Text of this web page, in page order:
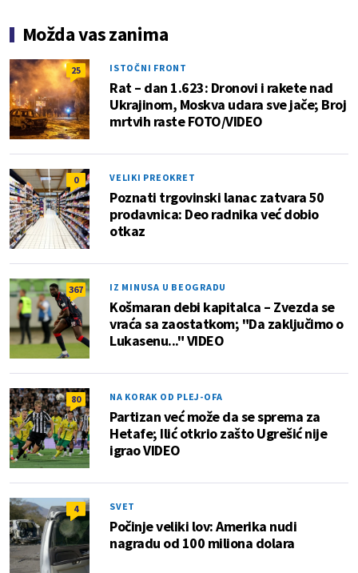
Možda vas zanima
25 ISTOČNI FRONT
Rat – dan 1.623: Dronovi i rakete nad
Ukrajinom, Moskva udara sve jače; Broj
mrtvih raste FOTO/VIDEO
0 VELIKI PREOKRET
Poznati trgovinski lanac zatvara 50
prodavnica: Deo radnika već dobio
otkaz
367 IZ MINUSA U BEOGRADU
Košmaran debi kapitalca – Zvezda se
vraća sa zaostatkom; "Da zaključimo o
Lukasenu..." VIDEO
80 NA KORAK OD PLEJ-OFA
Partizan već može da se sprema za
Hetafe; Ilić otkrio zašto Ugrešić nije
igrao VIDEO
4 SVET
Počinje veliki lov: Amerika nudi
nagradu od 100 miliona dolara